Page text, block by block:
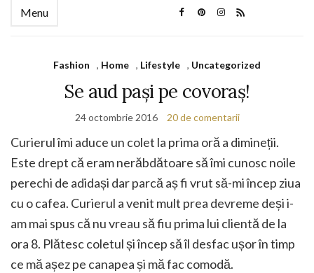
Menu
Fashion , Home , Lifestyle , Uncategorized
Se aud pași pe covoraș!
24 octombrie 2016 20 de comentarii
Curierul îmi aduce un colet la prima oră a dimineții.
Este drept că eram nerăbdătoare să îmi cunosc noile
perechi de adidași dar parcă aș fi vrut să-mi încep ziua
cu o cafea. Curierul a venit mult prea devreme deși i-
am mai spus că nu vreau să fiu prima lui clientă de la
ora 8. Plătesc coletul și încep să îl desfac ușor în timp
ce mă așez pe canapea și mă fac comodă.